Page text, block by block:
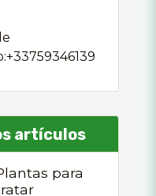
artículos
para